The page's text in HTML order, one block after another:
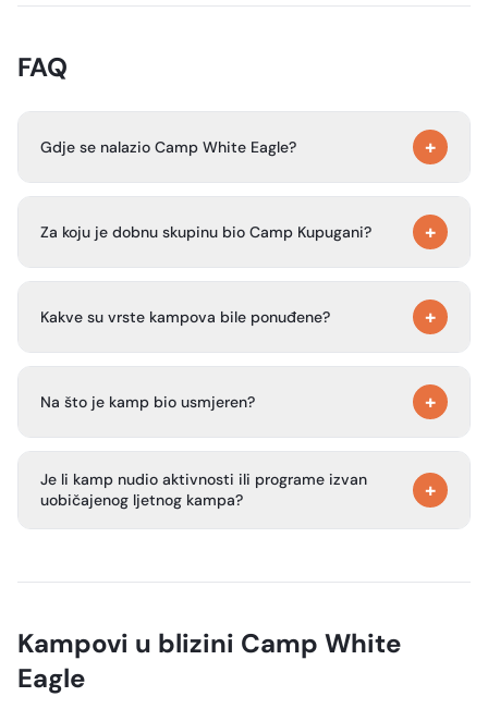
FAQ
Gdje se nalazio Camp White Eagle? +
6903 West White Eagle Road.
Za koju je dobnu skupinu bio Camp Kupugani? +
Kakve su vrste kampova bile ponuđene?
+
mješovite sesije za sve spolove, a sesije su trajale dva ili
Na što je kamp bio usmjeren? +
osobni rast i stvaranje prijateljstava u poticajnom
okruženju.
Je li kamp nudio aktivnosti ili programe izvan
uobičajenog ljetnog kampa?
+
vodstvo, vikend majka-kći, vikend roditelj-dijete, programi
Kampovi u blizini Camp White
Eagle